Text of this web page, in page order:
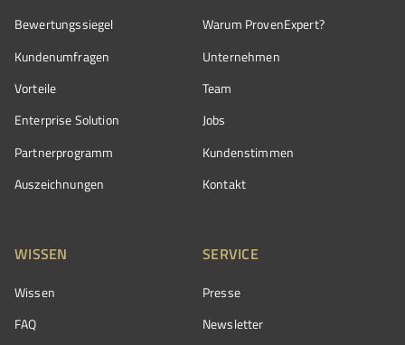
Bewertungssiegel
Kundenumfragen
Vorteile
Enterprise Solution
Partnerprogramm
Auszeichnungen
Warum ProvenExpert?
Unternehmen
Team
Jobs
Kundenstimmen
Kontakt
WISSEN
Wissen
FAQ
SERVICE
Presse
Newsletter